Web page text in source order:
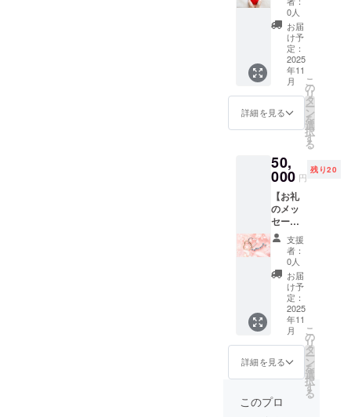
す。 ・
有効期
限：
2025年
10月か
ら2026
年4月末
まで ・
にメー
ルアド
のご入
力よろ
しくお
願いい
たしま
す。ま
た、恋
愛相談
に関し
まして
は、任
意に
なって
おりま
すので
お願い
致しま
のリ
ム）を
掲載し
ます。
・掲載
期間：
アプリ
運用開
始から3
年間 ・
掲載方
み、ロ
ゴ／バ
ナーの
掲載は
不可 ・
支援
時、必
ず備考
欄に希
望され
るお名
前をご
記入く
ださ
い。
支援
時、必
ず備考
欄に希
望され
るお名
前をご
記入く
ださい
・詳
細：
ベータ
版のア
プリを
誰より
も早く
利用す
ること
が可能
（一般
公開）
・提供
方法：
アプリ
をメー
ルにて
注意事
（ニッ
クネー
ム）を
掲載し
ます。
・掲載
期間：
アプリ
始から3
掲載方
法：文
字の
み、ロ
ゴ／バ
ナーの
掲載は
不可 ・
支援
時、必
ず備考
欄に希
望され
るお名
前をご
記入く
ださい
体験】
持ちを
込め
て、お
礼の
メッ
セージ
をお送
りしま
す。
【お名
前掲
プリ内
の「支
援者ク
レジッ
ト」
に、支
援者様
のお名
（ニッ
クネー
ム）を
掲載し
ます。
・掲載
期間：
アプリ
始から3
年間 ・
掲載方
0人
お届
け予
定：
2025
年11
月
詳細を見る
こ
の
リ
タ
ー
ン
を
選
択
す
る
50,
000 円
残り20
【お礼
のメッ
セー
ジ】 感
謝の気
持ちを
込め
て、お
礼の
メッ
セージ
をお送
りしま
す。
【お名
前掲
載】 ア
プリ内
支援
者：
0人
お届
け予
定：
2025
年11
月
詳細を見る
こ
の
リ
タ
ー
ン
を
選
択
す
る
このプロ